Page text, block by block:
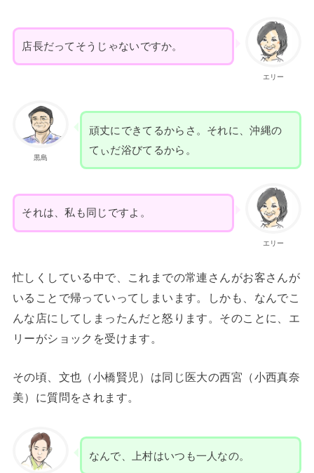
エリー
店長だってそうじゃないですか。
黒島
頑丈にできてるからさ。それに、沖縄の
てぃだ浴びてるから。
エリー
それは、私も同じですよ。
忙しくしている中で、これまでの常連さんがお客さんが
いることで帰っていってしまいます。しかも、なんでこ
んな店にしてしまったんだと怒ります。そのことに、エ
リーがショックを受けます。
その頃、文也（小橋賢児）は同じ医大の西宮（小西真奈
美）に質問をされます。
なんで、上村はいつも一人なの。